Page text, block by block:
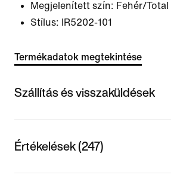
Megjelenített szín: Fehér/
Stílus:
IR5202-101
Termékadatok megtekintése
Szállítás és visszaküldések
Értékelések (247)